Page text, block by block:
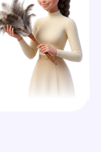
3